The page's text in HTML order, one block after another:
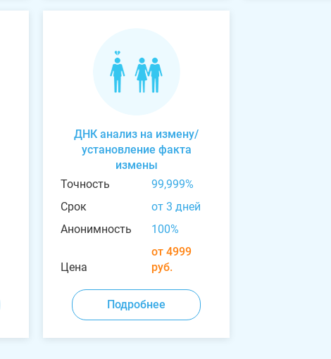
ДНК анализ на измену/
установление факта
измены
Точность
99,999%
Срок
от 3 дней
Анонимность
100%
Цена
от 4999
руб.
Подробнее